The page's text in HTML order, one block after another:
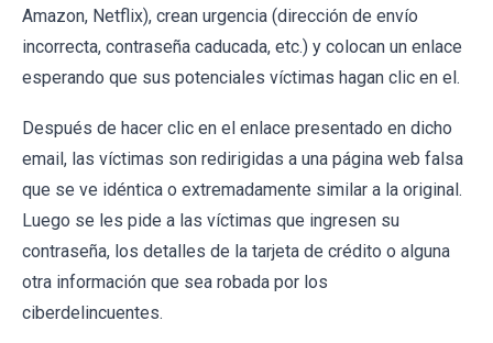
Amazon, Netflix), crean urgencia (dirección de envío
incorrecta, contraseña caducada, etc.) y colocan un enlace
esperando que sus potenciales víctimas hagan clic en el.
Después de hacer clic en el enlace presentado en dicho
email, las víctimas son redirigidas a una página web falsa
que se ve idéntica o extremadamente similar a la original.
Luego se les pide a las víctimas que ingresen su
contraseña, los detalles de la tarjeta de crédito o alguna
otra información que sea robada por los
ciberdelincuentes.